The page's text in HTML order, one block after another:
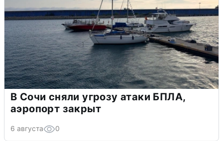
В Сочи сняли угрозу атаки БПЛА,
аэропорт закрыт
6 августа 0